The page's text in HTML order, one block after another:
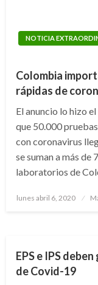
NOTICIA
Colombia
rápidas de
El anuncio lo hizo
que 50.000
con coronavirus
se suman a más de
laboratorios de
Publicado
lunes abril 6, 2020
EPS e IPS
de Covid-19